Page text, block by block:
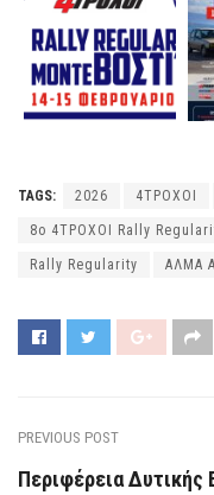
TAGS: 2026 4ΤΡΟΧΟΙ
8ο 4ΤΡΟΧΟΙ Rally
Rally Regularity ΑΛΜΑ
PREVIOUS POST
Περιφέρεια